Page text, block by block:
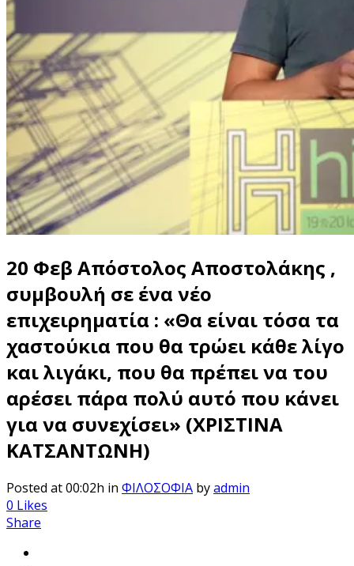
20 Φεβ Απόστολος Αποστολάκης ,
συμβουλή σε ένα νέο
επιχειρηματία : «Θα είναι τόσα τα
χαστούκια που θα τρώει κάθε λίγο
και λιγάκι, που θα πρέπει να του
αρέσει πάρα πολύ αυτό που κάνει
για να συνεχίσει» (ΧΡΙΣΤΙΝΑ
ΚΑΤΣΑΝΤΩΝΗ)
Posted at 00:02h in ΦΙΛΟΣΟΦΙΑ byadmin
0 Likes
Share